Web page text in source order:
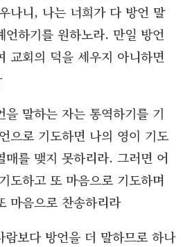
나니, 나는 너희가 다 방언 말
하기를 원하노라. 만일 방언
교회의 덕을 세우지 아니하면
말하는 자는 통역하기를 기
으로 기도하면 나의 영이 기도
를 맺지 못하리라. 그러면 어
도하고 또 마음으로 기도하며
마음으로 찬송하리라
보다 방언을 더 말하므로 하나